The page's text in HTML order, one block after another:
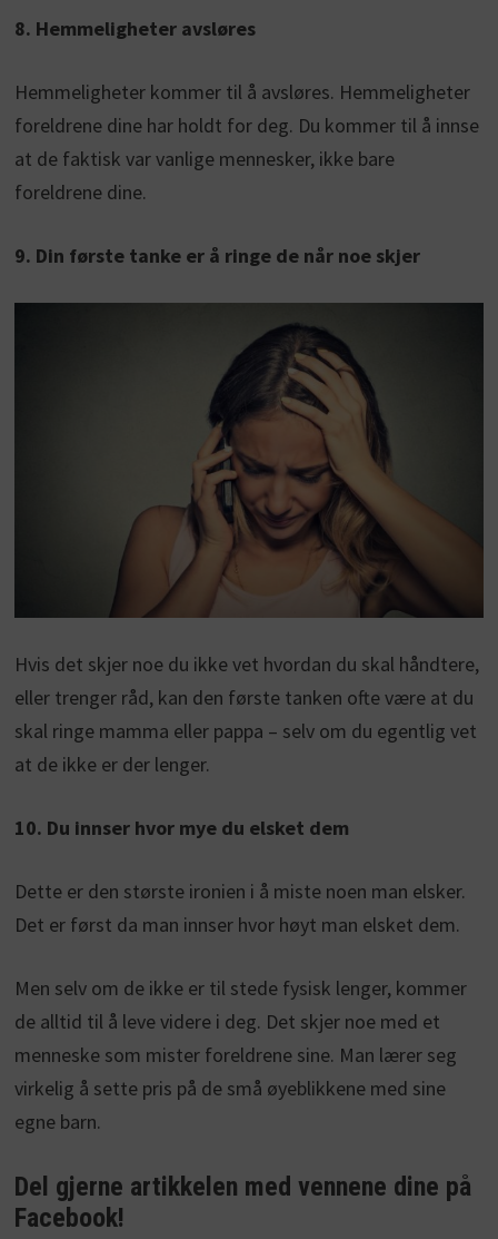
8. Hemmeligheter avsløres
Hemmeligheter kommer til å avsløres. Hemmeligheter
foreldrene dine har holdt for deg. Du kommer til å innse
at de faktisk var vanlige mennesker, ikke bare
foreldrene dine.
9. Din første tanke er å ringe de når noe skjer
Hvis det skjer noe du ikke vet hvordan du skal håndtere,
eller trenger råd, kan den første tanken ofte være at du
skal ringe mamma eller pappa – selv om du egentlig vet
at de ikke er der lenger.
10. Du innser hvor mye du elsket dem
Dette er den største ironien i å miste noen man elsker.
Det er først da man innser hvor høyt man elsket dem.
Men selv om de ikke er til stede fysisk lenger, kommer
de alltid til å leve videre i deg. Det skjer noe med et
menneske som mister foreldrene sine. Man lærer seg
virkelig å sette pris på de små øyeblikkene med sine
egne barn.
Del gjerne artikkelen med vennene dine på
Facebook!